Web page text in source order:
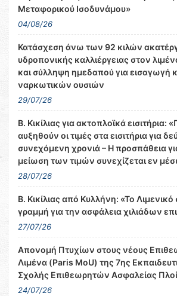
Μεταφορικού Ισοδυνάμου»
04/08/26
Κατάσχεση άνω των 92 κιλών
υδροπονικής καλλιέργειας στον
και σύλληψη ημεδαπού για εισαγωγή
ναρκωτικών ουσιών
29/07/26
Β. Κικίλιας για ακτοπλοϊκά εισιτήρια:
αυξηθούν οι τιμές στα εισιτήρια για
συνεχόμενη χρονιά – Η προσπάθεια
μείωση των τιμών συνεχίζεται εν
28/07/26
Β. Κικίλιας από Κυλλήνη: «Το
γραμμή για την ασφάλεια χιλιάδων
27/07/26
Απονομή Πτυχίων στους νέους
Λιμένα (Paris MoU) της 7ης
Σχολής Επιθεωρητών Ασφαλείας
24/07/26